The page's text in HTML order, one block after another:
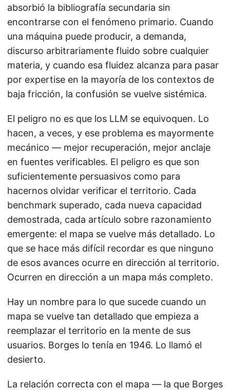
absorbió la bibliografía secundaria sin
encontrarse con el fenómeno primario. Cuando
una máquina puede producir, a demanda,
discurso arbitrariamente fluido sobre cualquier
materia, y cuando esa fluidez alcanza para pasar
por expertise en la mayoría de los contextos de
baja fricción, la confusión se vuelve sistémica.
El peligro no es que los LLM se equivoquen. Lo
hacen, a veces, y ese problema es mayormente
mecánico — mejor recuperación, mejor anclaje
en fuentes verificables. El peligro es que son
suficientemente persuasivos como para
hacernos olvidar verificar el territorio. Cada
benchmark superado, cada nueva capacidad
demostrada, cada artículo sobre razonamiento
emergente: el mapa se vuelve más detallado. Lo
que se hace más difícil recordar es que ninguno
de esos avances ocurre en dirección al territorio.
Ocurren en dirección a un mapa más completo.
Hay un nombre para lo que sucede cuando un
mapa se vuelve tan detallado que empieza a
reemplazar el territorio en la mente de sus
usuarios. Borges lo tenía en 1946. Lo llamó el
desierto.
La relación correcta con el mapa — la que Borges